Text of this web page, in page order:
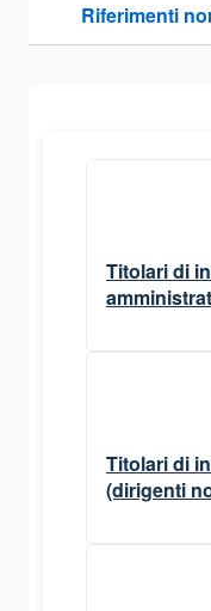
Riferimenti
Sezione
Titolari di
Titolari di
(dirigenti